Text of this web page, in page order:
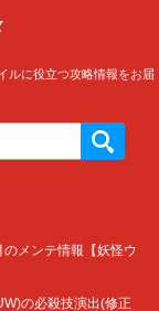
ルに役立つ攻略情報をお届
のメンテ情報【妖怪ウ
の必殺技演出(修正